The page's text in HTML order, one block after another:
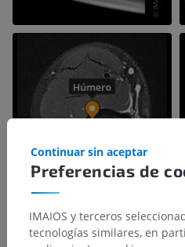
Preferencias de
Continuar sin aceptar
IMAIOS y terceros
tecnologías similares, en